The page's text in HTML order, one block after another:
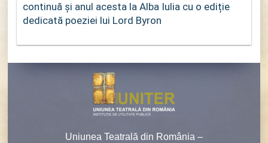
continuă și anul acesta la Alba Iulia cu o ediție
dedicată poeziei lui Lord Byron
Uniunea Teatrală din România –